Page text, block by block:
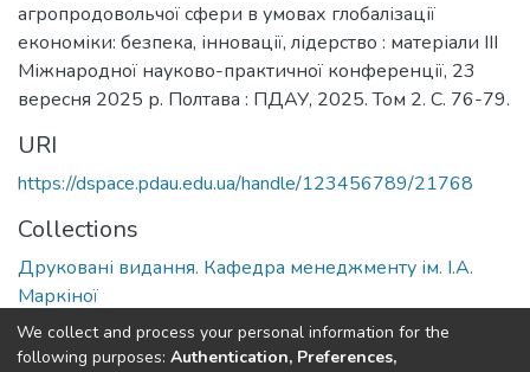
агропродовольчої сфери в умовах глобалізації
економіки: безпека, інновації, лідерство : матеріали ІІІ
Міжнародної науково-практичної конференції, 23
вересня 2025 р. Полтава : ПДАУ, 2025. Том 2. С. 76-79.
URI
https://dspace.pdau.edu.ua/handle/123456789/21768
Collections
Друковані видання. Кафедра менеджменту ім. І.А.
Маркіної
Full item page
We collect and process your personal information for the
following purposes: Authentication, Preferences,